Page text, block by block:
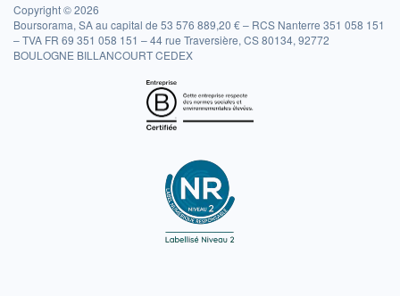
Copyright © 2026
Boursorama, SA au capital de 53 576 889,20 € – RCS Nanterre 351 058 151
– TVA FR 69 351 058 151 – 44 rue Traversière, CS 80134, 92772
BOULOGNE BILLANCOURT CEDEX